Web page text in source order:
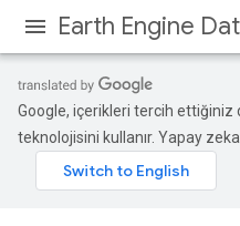
Earth Engine
Google, içerikleri tercih ettiğiniz
teknolojisini kullanır. Yapay